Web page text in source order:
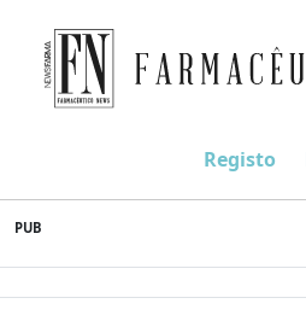
to
content
Farmacêutico News
Registo
PUB